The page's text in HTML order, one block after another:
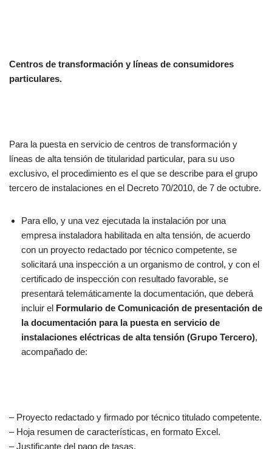
Centros de transformación y líneas de consumidores
particulares.
Para la puesta en servicio de centros de transformación y
líneas de alta tensión de titularidad particular, para su uso
exclusivo, el procedimiento es el que se describe para el grupo
tercero de instalaciones en el Decreto 70/2010, de 7 de octubre.
Para ello, y una vez ejecutada la instalación por una
empresa instaladora habilitada en alta tensión, de acuerdo
con un proyecto redactado por técnico competente, se
solicitará una inspección a un organismo de control, y con el
certificado de inspección con resultado favorable, se
presentará telemáticamente la documentación, que deberá
incluir el Formulario de Comunicación de presentación de
la documentación para la puesta en servicio de
instalaciones eléctricas de alta tensión (Grupo Tercero),
acompañado de:
– Proyecto redactado y firmado por técnico titulado competente.
– Hoja resumen de características, en formato Excel.
– Justificante del pago de tasas.